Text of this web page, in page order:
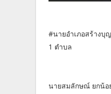
#นายอำเภอสร้าง
1 ตำบล
นายสมลักษณ์ ยกน้อ